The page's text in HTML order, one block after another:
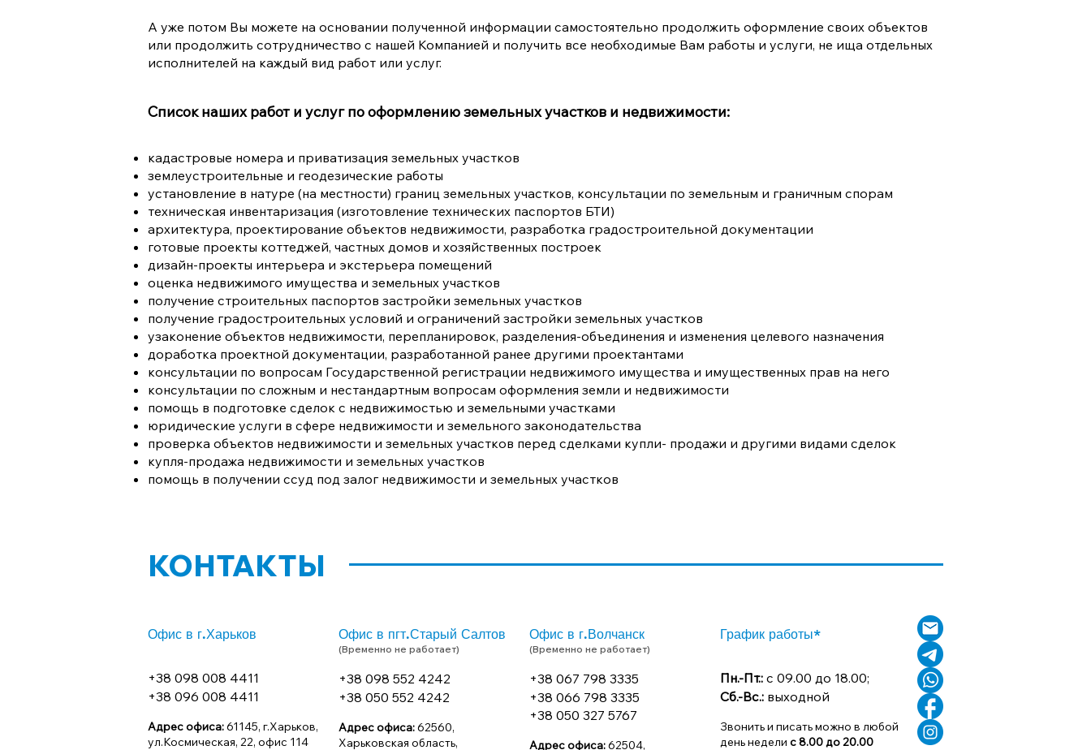
А уже потом Вы можете на основании полученной информации самостоятельно продолжить оформление своих объектов
или продолжить сотрудничество с нашей Компанией и получить все необходимые Вам работы и услуги, не ища отдельных
исполнителей на каждый вид работ или услуг.
Список наших работ и услуг по оформлению земельных участков и недвижимости:
кадастровые номера и приватизация земельных участков
землеустроительные и геодезические работы
установление в натуре (на местности) границ земельных участков, консультации по земельным и граничным спорам
техническая инвентаризация (изготовление технических паспортов БТИ)
архитектура, проектирование объектов недвижимости, разработка градостроительной документации
готовые проекты коттеджей, частных домов и хозяйственных построек
дизайн-проекты интерьера и экстерьера помещений
оценка недвижимого имущества и земельных участков
получение строительных паспортов застройки земельных участков
получение градостроительных условий и ограничений застройки земельных участков
узаконение объектов недвижимости, перепланировок, разделения-объединения и изменения целевого назначения
доработка проектной документации, разработанной ранее другими проектантами
консультации по вопросам Государственной регистрации недвижимого имущества и имущественных прав на него
консультации по сложным и нестандартным вопросам оформления земли и недвижимости
помощь в подготовке сделок с недвижимостью и земельными участками
юридические услуги в сфере недвижимости и земельного законодательства
проверка объектов недвижимости и земельных участков перед сделками купли- продажи и другими видами сделок
купля-продажа недвижимости и земельных участков
помощь в получении ссуд под залог недвижимости и земельных участков
КОНТАКТЫ
Офис в г.Харьков
+38 098 008 4411
+38 096 008 4411
Адрес офиса:61145, г.Харьков,
ул.Космическая, 22, офис 114
Офис в пгт.Старый Салтов
(Временно не работает)
+38 098 552 4242
+38 050 552 4242
Адрес офиса:62560,
Харьковская область,
Офис в г.Волчанск
(Временно не работает)
+38 067 798 3335
+38 066 798 3335
+38 050 327 5767
Адрес офиса:62504,
График работы*
Пн.-Пт.: с 09.00 до 18.00;
Сб.-Вс.: выходной
Звонить и писать можно в любой
день недели с 8.00 до 20.00